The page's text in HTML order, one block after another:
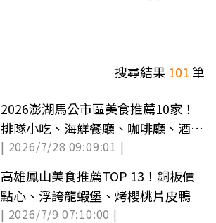
搜尋結果 101筆
2026澎湖馬公市區美食推薦10家！
排隊小吃、海鮮餐廳、咖啡廳、酒吧
通通有
| 2026/7/28 09:09:01 |
高雄鳳山美食推薦TOP 13！銅板價
點心、浮誇龍蝦堡、烤櫻桃片皮鴨
| 2026/7/9 07:10:00 |